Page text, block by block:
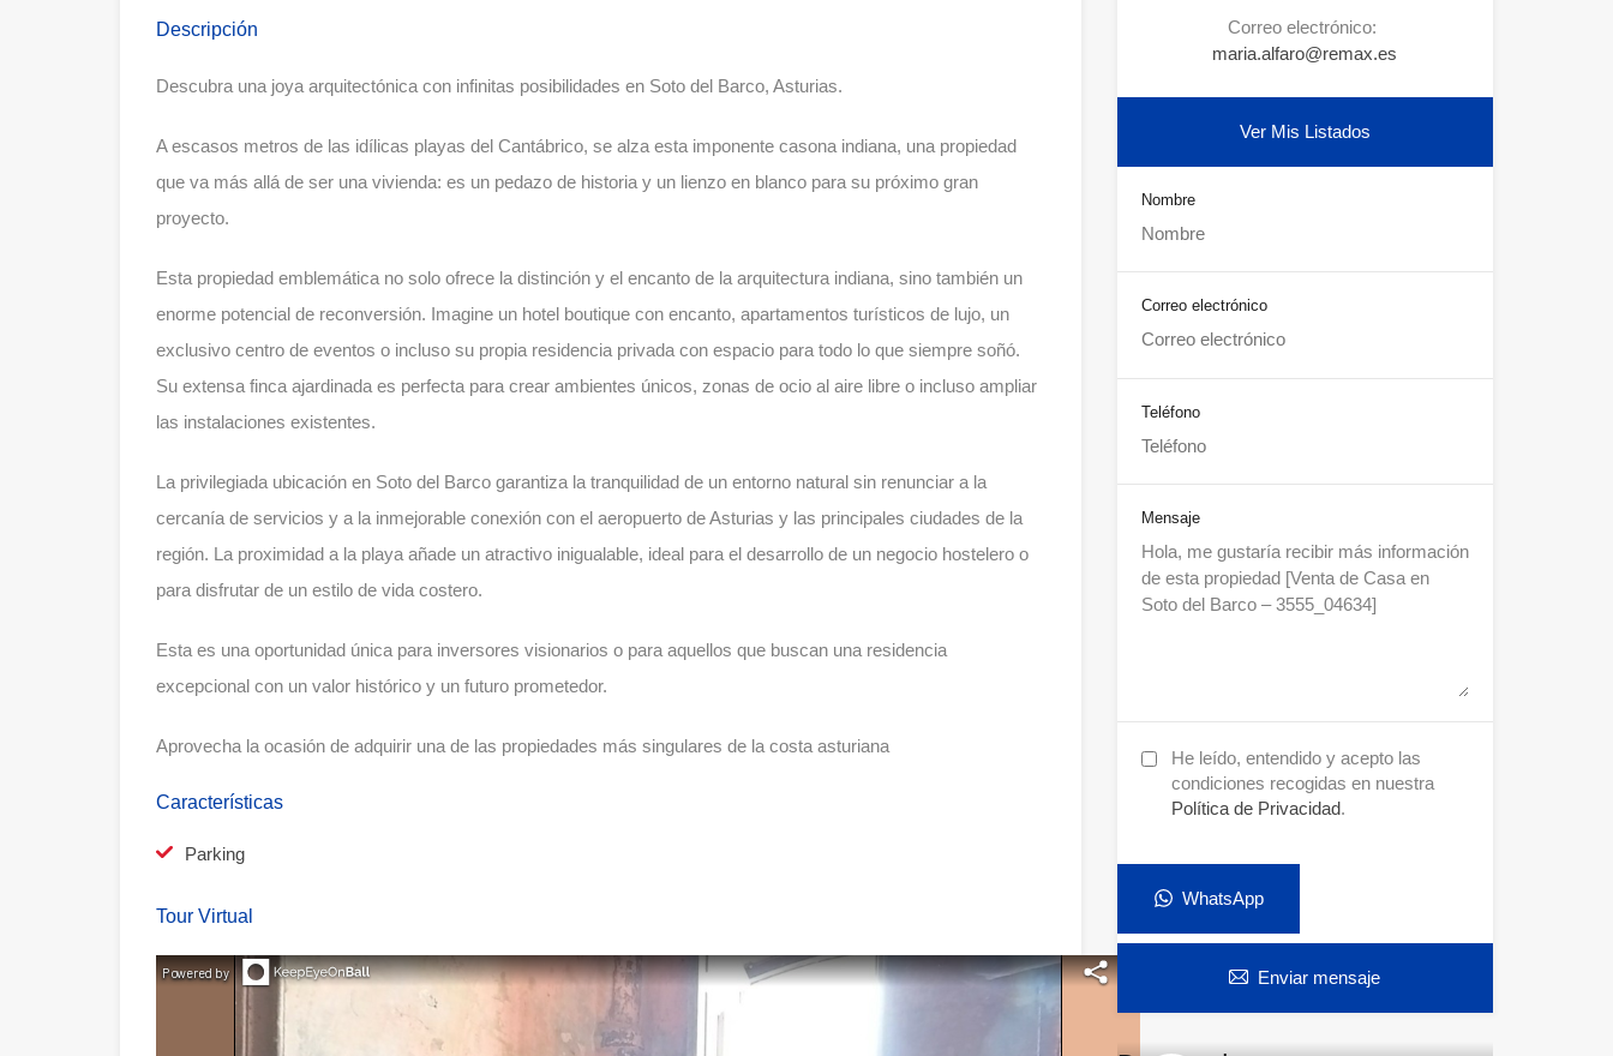
Descripción
Descubra una joya arquitectónica con infinitas posibilidades en Soto del Barco, Asturias.
A escasos metros de las idílicas playas del Cantábrico, se alza esta imponente casona indiana, una propiedad
que va más allá de ser una vivienda: es un pedazo de historia y un lienzo en blanco para su próximo gran
proyecto.
Esta propiedad emblemática no solo ofrece la distinción y el encanto de la arquitectura indiana, sino también un
enorme potencial de reconversión. Imagine un hotel boutique con encanto, apartamentos turísticos de lujo, un
exclusivo centro de eventos o incluso su propia residencia privada con espacio para todo lo que siempre soñó.
Su extensa finca ajardinada es perfecta para crear ambientes únicos, zonas de ocio al aire libre o incluso ampliar
las instalaciones existentes.
La privilegiada ubicación en Soto del Barco garantiza la tranquilidad de un entorno natural sin renunciar a la
cercanía de servicios y a la inmejorable conexión con el aeropuerto de Asturias y las principales ciudades de la
región. La proximidad a la playa añade un atractivo inigualable, ideal para el desarrollo de un negocio hostelero o
para disfrutar de un estilo de vida costero.
Esta es una oportunidad única para inversores visionarios o para aquellos que buscan una residencia
excepcional con un valor histórico y un futuro prometedor.
Aprovecha la ocasión de adquirir una de las propiedades más singulares de la costa asturiana
Características
Parking
Tour Virtual
Correo electrónico:
maria.alfaro@remax.es
Ver Mis Listados
Nombre
Correo electrónico
Teléfono
Mensaje
He leído, entendido y acepto las
condiciones recogidas en nuestra
Política de Privacidad.
WhatsApp
Enviar mensaje